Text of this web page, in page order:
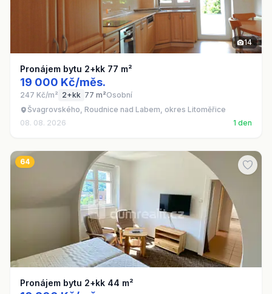
14
Pronájem bytu 2+kk 77 m²
19 000 Kč/měs.
247 Kč/m² 2+kk 77 m²Osobní
Švagrovského, Roudnice nad Labem, okres Litoměřice
08. 08. 2026
1 den
64
Pronájem bytu 2+kk 44 m²